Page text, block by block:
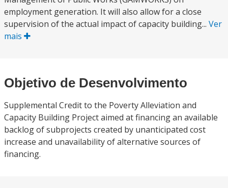
employment generation. It will also allow for a close
supervision of the actual impact of capacity building... Ver
mais
Objetivo de Desenvolvimento
Supplemental Credit to the Poverty Alleviation and
Capacity Building Project aimed at financing an available
backlog of subprojects created by unanticipated cost
increase and unavailability of alternative sources of
financing.